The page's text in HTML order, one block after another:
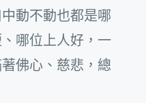
動不動也都是哪
哪位上人好，一
佛心、慈悲，總